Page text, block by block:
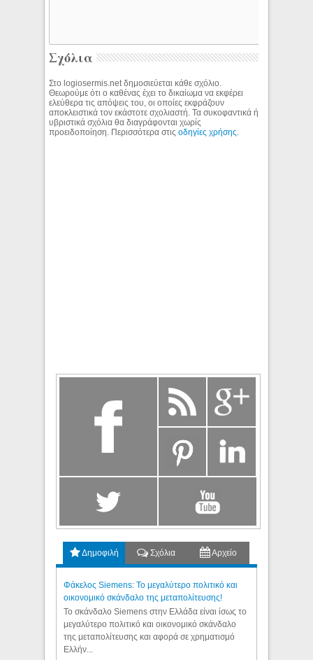
Σχόλια
Στο logiosermis.net δημοσιεύεται κάθε σχόλιο.
Θεωρούμε ότι ο καθένας έχει το δικαίωμα να εκφέρει
ελεύθερα τις απόψεις του, οι οποίες εκφράζουν
αποκλειστικά τον εκάστοτε σχολιαστή. Τα συκοφαντικά ή
υβριστικά σχόλια θα διαγράφονται χωρίς
προειδοποίηση. Περισσότερα στιςοδηγίες χρήσης
Δημοφιλή Σχόλια Αρχείο
Φάκελος Siemens: Το μεγαλύτερο πολιτικό και
οικονομικό σκάνδαλο της μεταπολίτευσης!
Το σκάνδαλο Siemens στην Ελλάδα είναι ίσως το
μεγαλύτερο πολιτικό και οικονομικό σκάνδαλο
της μεταπολίτευσης και αφορά σε χρηματισμό
Ελλήν...